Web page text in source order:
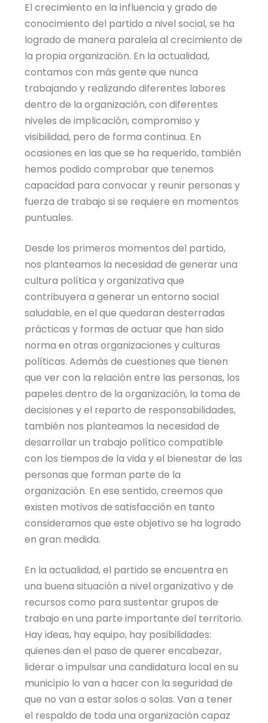
El crecimiento en la influencia y grado de
conocimiento del partido a nivel social, se ha
logrado de manera paralela al crecimiento de
la propia organización. En la actualidad,
contamos con más gente que nunca
trabajando y realizando diferentes labores
dentro de la organización, con diferentes
niveles de implicación, compromiso y
visibilidad, pero de forma continua. En
ocasiones en las que se ha requerido, también
hemos podido comprobar que tenemos
capacidad para convocar y reunir personas y
fuerza de trabajo si se requiere en momentos
puntuales.
Desde los primeros momentos del partido,
nos planteamos la necesidad de generar una
cultura política y organizativa que
contribuyera a generar un entorno social
saludable, en el que quedaran desterradas
prácticas y formas de actuar que han sido
norma en otras organizaciones y culturas
políticas. Además de cuestiones que tienen
que ver con la relación entre las personas, los
papeles dentro de la organización, la toma de
decisiones y el reparto de responsabilidades,
también nos planteamos la necesidad de
desarrollar un trabajo político compatible
con los tiempos de la vida y el bienestar de las
personas que forman parte de la
organización. En ese sentido, creemos que
existen motivos de satisfacción en tanto
consideramos que este objetivo se ha logrado
en gran medida.
En la actualidad, el partido se encuentra en
una buena situación a nivel organizativo y de
recursos como para sustentar grupos de
trabajo en una parte importante del territorio.
Hay ideas, hay equipo, hay posibilidades:
quienes den el paso de querer encabezar,
liderar o impulsar una candidatura local en su
municipio lo van a hacer con la seguridad de
que no van a estar solos o solas. Van a tener
el respaldo de toda una organización capaz